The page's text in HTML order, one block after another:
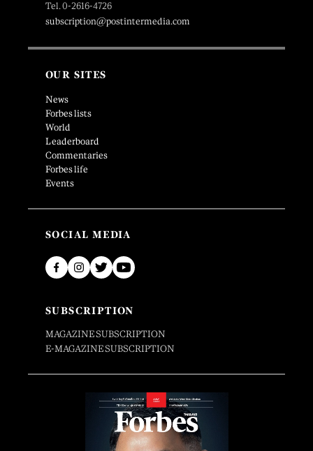
Tel. 0-2616-4726
subscription@postintermedia.com
OUR SITES
News
Forbes lists
World
Leaderboard
Commentaries
Forbes life
Events
SOCIAL MEDIA
SUBSCRIPTION
MAGAZINE SUBSCRIPTION
E-MAGAZINE SUBSCRIPTION